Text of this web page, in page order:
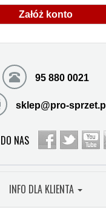
Załóż konto
95 880 0021
sklep@pro-sprzet.pl
NAS
INFO DLA KLIENTA